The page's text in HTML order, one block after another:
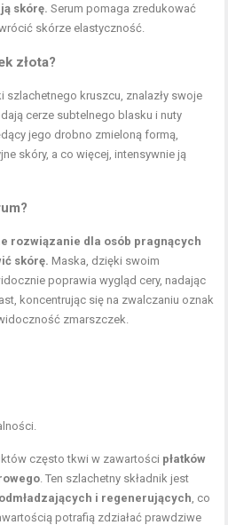
skórę. Serum pomaga zredukować
skórze elastyczność.
złota?
szlachetnego kruszcu, znalazły swoje
cerze subtelnego blasku i nuty
jego drobno zmieloną formą,
skóry, a co więcej, intensywnie ją
rozwiązanie dla osób pragnących
skórę. Maska, dzięki swoim
poprawia wygląd cery, nadając
koncentrując się na zwalczaniu oznak
zmarszczek.
często tkwi w zawartości płatków
. Ten szlachetny składnik jest
i regenerujących , co
potrafią zdziałać prawdziwe